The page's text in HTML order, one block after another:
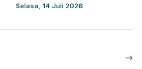
Selasa, 14 Juli 2026